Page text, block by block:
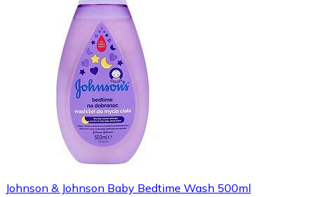
Johnson & Johnson Baby Bedtime Wash 500ml